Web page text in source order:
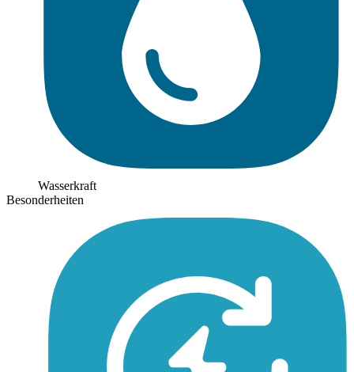
Wasserkraft
Besonderheiten